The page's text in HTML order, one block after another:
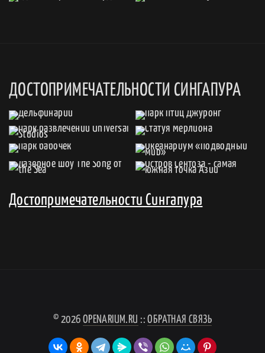
ДОСТОПРИМЕЧАТЕЛЬНОСТИ СИНГАПУРА
Достопримечательности Сингапура
© 2026 OPENARIUM.RU ::ОБРАТНАЯ СВЯЗЬ